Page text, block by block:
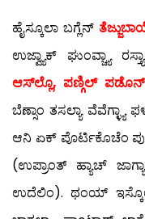
ಹೈಸ್ಕೂಲಾ ಬಗ್ಲೆನ್
ಉಜ್ವ್ಯಾಕ್ ಘುಂವ್ಚ್ಯಾ
ಆಸ್‍ಲ್ಲೊ, ಪಣ್ಗಿಲ್
ಬೆಣ್ಸಾಂ ತಸಲ್ಯಾ
ಆನಿ ಏಕ್ ಪೊರ್ಟಿಕೊಚೆಂ
(ಉಪ್ರಾಂತ್ ಹ್ಯಾಚ್
ಉದೆಲಿಂ). ಥಂಯ್